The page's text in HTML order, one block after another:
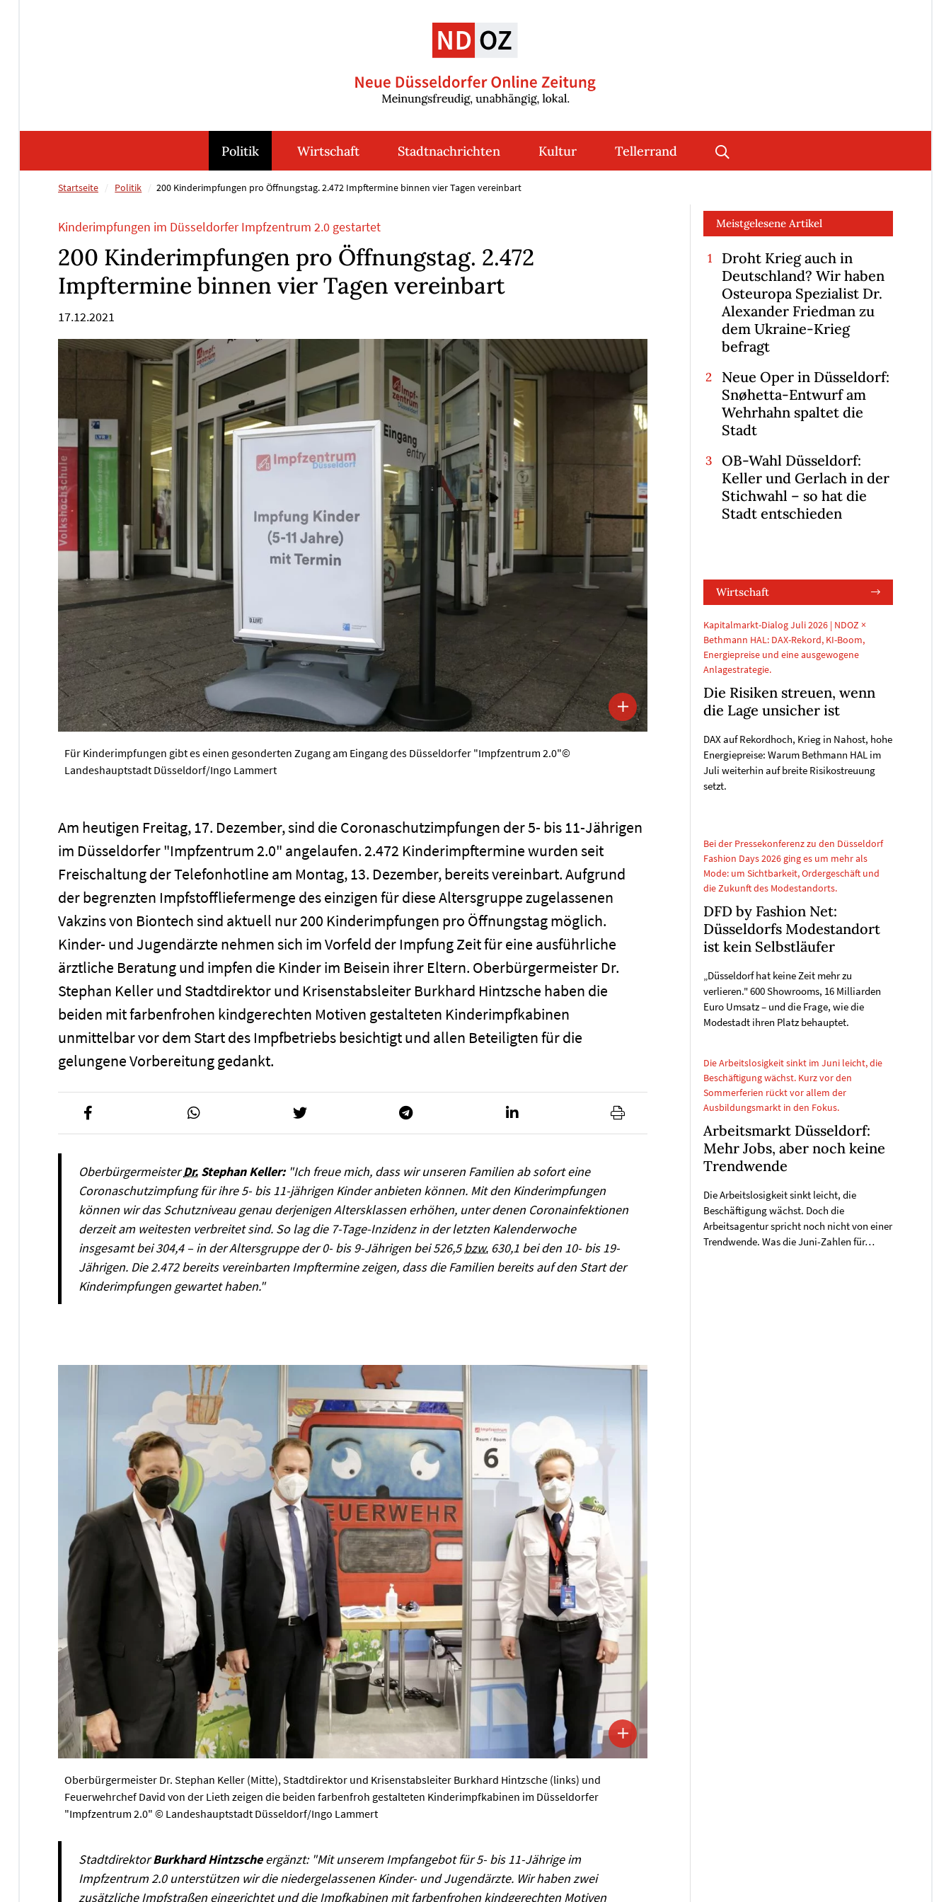
Politik Wirtschaft Stadtnachrichten Kultur Tellerrand
Startseite Politik 200 Kinderimpfungen pro Öffnungstag. 2.472 Impftermine binnen vier Tagen vereinbart
Kinderimpfungen im Düsseldorfer Impfzentrum 2.0 gestartet
200 Kinderimpfungen pro Öffnungstag. 2.472
Impftermine binnen vier Tagen vereinbart
17.12.2021
Für Kinderimpfungen gibt es einen gesonderten Zugang am Eingang des Düsseldorfer "Impfzentrum 2.0"©
Landeshauptstadt Düsseldorf/Ingo Lammert
Am heutigen Freitag, 17. Dezember, sind die Coronaschutzimpfungen der 5- bis 11-Jährigen
im Düsseldorfer "Impfzentrum 2.0" angelaufen. 2.472 Kinderimpftermine wurden seit
Freischaltung der Telefonhotline am Montag, 13. Dezember, bereits vereinbart. Aufgrund
der begrenzten Impfstoffliefermenge des einzigen für diese Altersgruppe zugelassenen
Vakzins von Biontech sind aktuell nur 200 Kinderimpfungen pro Öffnungstag möglich.
Kinder- und Jugendärzte nehmen sich im Vorfeld der Impfung Zeit für eine ausführliche
ärztliche Beratung und impfen die Kinder im Beisein ihrer Eltern. Oberbürgermeister Dr.
Stephan Keller und Stadtdirektor und Krisenstabsleiter Burkhard Hintzsche haben die
beiden mit farbenfrohen kindgerechten Motiven gestalteten Kinderimpfkabinen
unmittelbar vor dem Start des Impfbetriebs besichtigt und allen Beteiligten für die
gelungene Vorbereitung gedankt.
OberbürgermeisterDr. Stephan Keller:"Ich freue mich, dass wir unseren Familien ab sofort eine
Coronaschutzimpfung für ihre 5- bis 11-jährigen Kinder anbieten können. Mit den Kinderimpfungen
können wir das Schutzniveau genau derjenigen Altersklassen erhöhen, unter denen Coronainfektionen
derzeit am weitesten verbreitet sind. So lag die 7-Tage-Inzidenz in der letzten Kalenderwoche
insgesamt bei 304,4 – in der Altersgruppe der 0- bis 9-Jährigen bei 526,5bzw. 630,1 bei den 10- bis 19-
Jährigen. Die 2.472 bereits vereinbarten Impftermine zeigen, dass die Familien bereits auf den Start der
Kinderimpfungen gewartet haben."
Oberbürgermeister Dr. Stephan Keller (Mitte), Stadtdirektor und Krisenstabsleiter Burkhard Hintzsche (links) und
Feuerwehrchef David von der Lieth zeigen die beiden farbenfroh gestalteten Kinderimpfkabinen im Düsseldorfer
"Impfzentrum 2.0" © Landeshauptstadt Düsseldorf/Ingo Lammert
StadtdirektorBurkhard Hintzscheergänzt: "Mit unserem Impfangebot für 5- bis 11-Jährige im
Impfzentrum 2.0 unterstützen wir die niedergelassenen Kinder- und Jugendärzte. Wir haben zwei
zusätzliche Impfstraßen eingerichtet und die Impfkabinen mit farbenfrohen kindgerechten Motiven
Meistgelesene Artikel
Droht Krieg auch in
Deutschland? Wir haben
Osteuropa Spezialist Dr.
Alexander Friedman zu
dem Ukraine-Krieg
befragt
Neue Oper in Düsseldorf:
Snøhetta-Entwurf am
Wehrhahn spaltet die
Stadt
OB-Wahl Düsseldorf:
Keller und Gerlach in der
Stichwahl – so hat die
Stadt entschieden
Wirtschaft
Kapitalmarkt-Dialog Juli 2026 | NDOZ ×
Bethmann HAL: DAX-Rekord, KI-Boom,
Energiepreise und eine ausgewogene
Anlagestrategie.
Die Risiken streuen, wenn
die Lage unsicher ist
DAX auf Rekordhoch, Krieg in Nahost, hohe
Energiepreise: Warum Bethmann HAL im
Juli weiterhin auf breite Risikostreuung
setzt.
Bei der Pressekonferenz zu den Düsseldorf
Fashion Days 2026 ging es um mehr als
Mode: um Sichtbarkeit, Ordergeschäft und
die Zukunft des Modestandorts.
DFD by Fashion Net:
Düsseldorfs Modestandort
ist kein Selbstläufer
„Düsseldorf hat keine Zeit mehr zu
verlieren." 600 Showrooms, 16 Milliarden
Euro Umsatz – und die Frage, wie die
Modestadt ihren Platz behauptet.
Die Arbeitslosigkeit sinkt im Juni leicht, die
Beschäftigung wächst. Kurz vor den
Sommerferien rückt vor allem der
Ausbildungsmarkt in den Fokus.
Arbeitsmarkt Düsseldorf:
Mehr Jobs, aber noch keine
Trendwende
Die Arbeitslosigkeit sinkt leicht, die
Beschäftigung wächst. Doch die
Arbeitsagentur spricht noch nicht von einer
Trendwende. Was die Juni-Zahlen für…